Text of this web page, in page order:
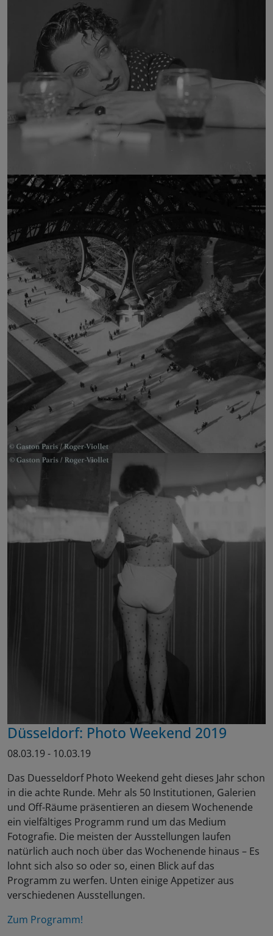
Düsseldorf: Photo Weekend 2019
08.03.19 - 10.03.19
Das Duesseldorf Photo Weekend geht dieses Jahr schon
in die achte Runde. Mehr als 50 Institutionen, Galerien
und Off-Räume präsentieren an diesem Wochenende
ein vielfältiges Programm rund um das Medium
Fotografie. Die meisten der Ausstellungen laufen
natürlich auch noch über das Wochenende hinaus – Es
lohnt sich also so oder so, einen Blick auf das
Programm zu werfen. Unten einige Appetizer aus
verschiedenen Ausstellungen.
Zum Programm!